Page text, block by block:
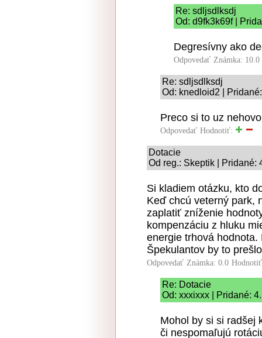
Re: sdljsdlksdj
Od: d9fk3k69f |
Degresívny ako
Odpovedať Známka: 10.0
Re: sdljsdlksdj
Od: knedloid2 |
Preco si to uz
Odpovedať Hodnotiť:
Dotacie
Od reg.: Skeptik | Pridané:
Si kladiem otázku, kto
Keď chcú veterný park,
zaplatiť zníženie
kompenzáciu z hluku
energie trhová
Špekulantov by to
Odpovedať Známka: 0.0
Re: Dotacie
Od: xxxixxx | Pridané:
Mohol by si si radšej
či nespomaľujú